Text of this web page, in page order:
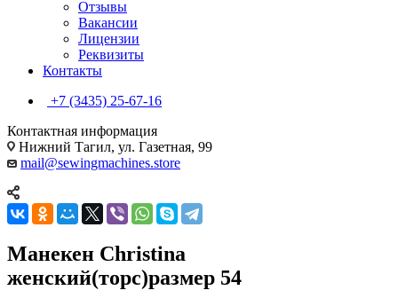
Отзывы
Вакансии
Лицензии
Реквизиты
Контакты
+7 (3435) 25-67-16
Контактная информация
Нижний Тагил, ул. Газетная, 99
mail@sewingmachines.store
Манекен Christina
женский(торс)размер 54